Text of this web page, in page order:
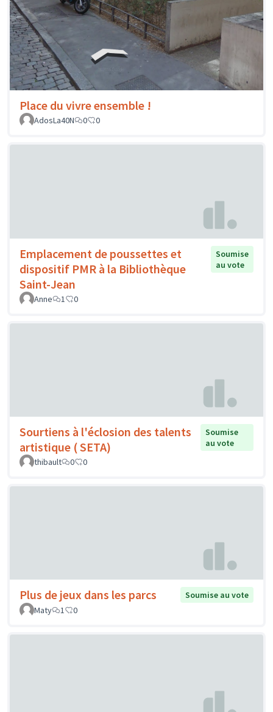
Place du vivre ensemble !
AdosLa40N 0 0
Emplacement de poussettes et
dispositif PMR à la Bibliothèque
Saint-Jean
Soumise
au vote
Anne 1 0
Sourtiens à l'éclosion des talents
artistique ( SETA)
Soumise
au vote
thibault
0 0
Plus de jeux dans les parcs
Soumise au vote
Maty
1 0